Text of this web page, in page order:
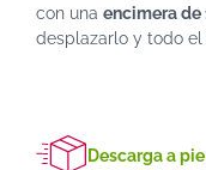
con una encimera de
desplazarlo y todo
Descarga a